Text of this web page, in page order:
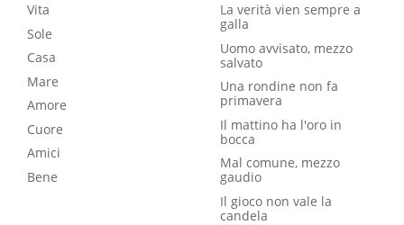
Vita
Sole
Casa
Mare
Amore
Cuore
Amici
Bene
La verità vien sempre a
galla
Uomo avvisato, mezzo
salvato
Una rondine non fa
primavera
Il mattino ha l'oro in
bocca
Mal comune, mezzo
gaudio
Il gioco non vale la
candela